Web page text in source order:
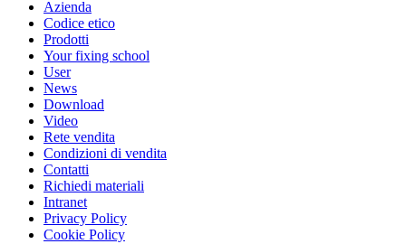
Azienda
Codice etico
Prodotti
Your fixing school
User
News
Download
Video
Rete vendita
Condizioni di vendita
Contatti
Richiedi materiali
Intranet
Privacy Policy
Cookie Policy